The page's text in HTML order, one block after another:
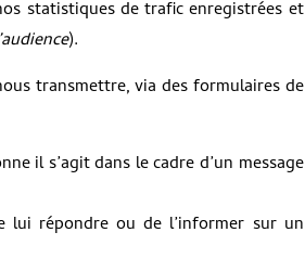
statistiques de trafic enregistrées et
).
transmettre, via des formulaires de
il s’agit dans le cadre d’un message
lui répondre ou de l’informer sur un